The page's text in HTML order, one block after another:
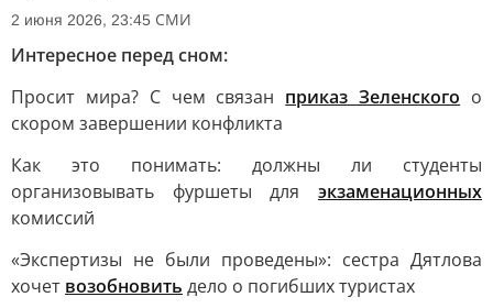
2 июня 2026, 23:45 СМИ
Интересное перед сном:
Просит мира? С чем связан приказ Зеленского о
скором завершении конфликта
Как это понимать: должны ли студенты
организовывать фуршеты для экзаменационных
комиссий
«Экспертизы не были проведены»: сестра Дятлова
хочет возобновить дело о погибших туристах